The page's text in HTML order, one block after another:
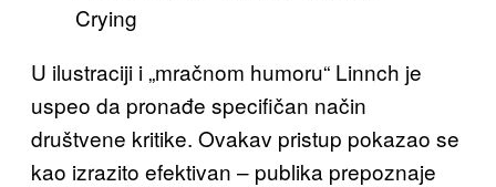
Crying
U ilustraciji i „mračnom humoru“ Linnch je
uspeo da pronađe specifičan način
društvene kritike. Ovakav pristup pokazao se
kao izrazito efektivan – publika prepoznaje